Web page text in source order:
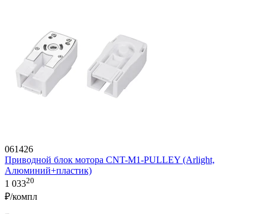
061426
Приводной блок мотора CNT-M1-PULLEY (Arlight,
Алюминий+пластик)
1 03320
₽/компл